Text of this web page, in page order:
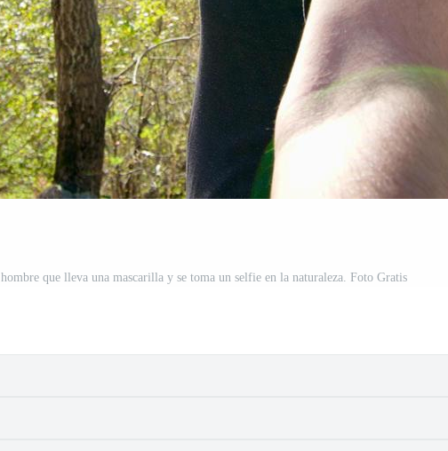
hombre que lleva una mascarilla y se toma un selfie en la naturaleza. Foto Gratis